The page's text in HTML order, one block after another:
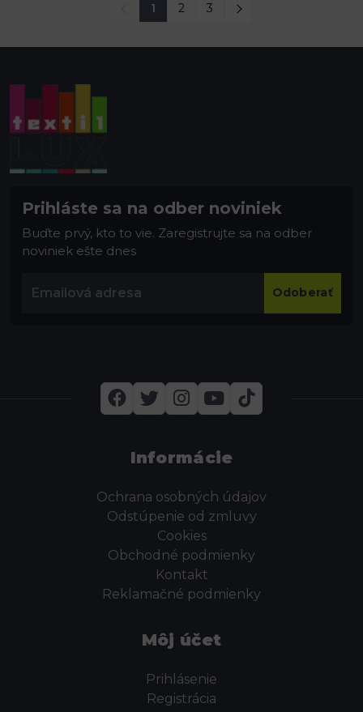
1 2 3
Prihláste sa na odber noviniek
Buďte prvý, kto to vie. Zaregistrujte sa na odber
noviniek ešte dnes
Odoberať
Informácie
Ochrana osobných údajov
Odstúpenie od zmluvy
Cookies
Obchodné podmienky
Kontakt
Reklamačné podmienky
Môj účet
Prihlásenie
Registrácia